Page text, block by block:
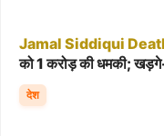
Jamal Siddiqui
को 1 करोड़ की धमकी;
देश